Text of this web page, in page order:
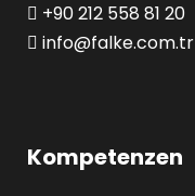
+90 212 558 81 20
info@falke.com.tr
Kompetenzen